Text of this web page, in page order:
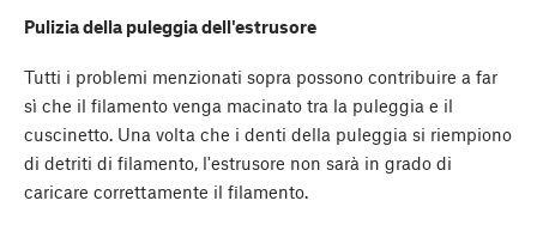
Pulizia della puleggia dell'estrusore
Tutti i problemi menzionati sopra possono contribuire a far
sì che il filamento venga macinato tra la puleggia e il
cuscinetto. Una volta che i denti della puleggia si riempiono
di detriti di filamento, l'estrusore non sarà in grado di
caricare correttamente il filamento.